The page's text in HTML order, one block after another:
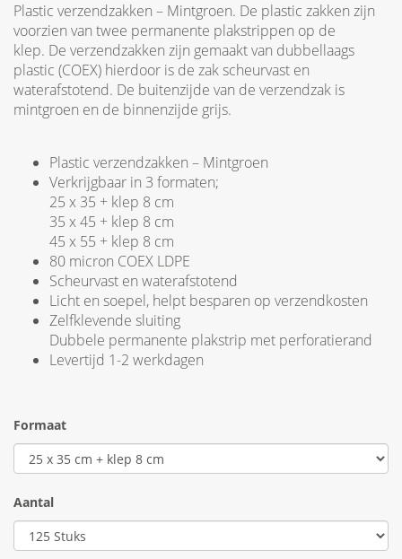
Plastic verzendzakken – Mintgroen. De plastic zakken zijn
voorzien van twee permanente plakstrippen op de
klep. De verzendzakken zijn gemaakt van dubbellaags
plastic (COEX) hierdoor is de zak scheurvast en
waterafstotend. De buitenzijde van de verzendzak is
mintgroen en de binnenzijde grijs.
Plastic verzendzakken – Mintgroen
Verkrijgbaar in 3 formaten;
25 x 35 + klep 8 cm
35 x 45 + klep 8 cm
45 x 55 + klep 8 cm
80 micron COEX LDPE
Scheurvast en waterafstotend
Licht en soepel, helpt besparen op verzendkosten
Zelfklevende sluiting
Dubbele permanente plakstrip met perforatierand
Levertijd 1-2 werkdagen
Formaat
Aantal